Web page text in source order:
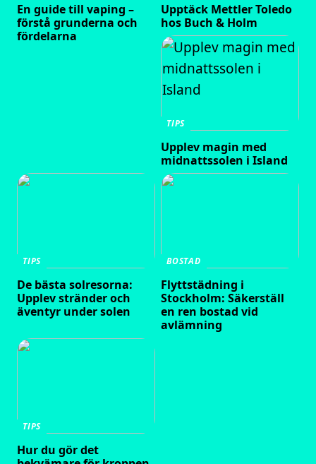
En guide till vaping –
förstå grunderna och
fördelarna
Upptäck Mettler Toledo
hos Buch & Holm
TIPS
Upplev magin med
midnattssolen i Island
TIPS
De bästa solresorna:
Upplev stränder och
äventyr under solen
BOSTAD
Flyttstädning i
Stockholm: Säkerställ
en ren bostad vid
avlämning
TIPS
Hur du gör det